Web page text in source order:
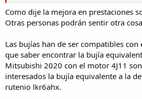
Como dije la mejora en prestaciones
Otras personas podrán sentir otra
Las bujías han de ser compatibles
que saber encontrar la bujía
Mitsubishi 2020 con el motor 4J11
interesados la bujía equivalente a la
rutenio lkr6ahx.